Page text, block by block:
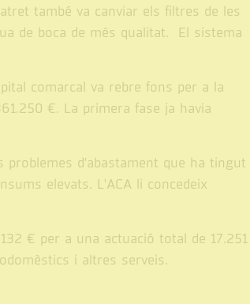
també va canviar els filtres de les
de boca de més qualitat. El sistema
comarcal va rebre fons per a la
€. La primera fase ja havia
problemes d'abastament que ha tingut
elevats. L'ACA li concedeix
€ per a una actuació total de 17.251
i altres serveis.